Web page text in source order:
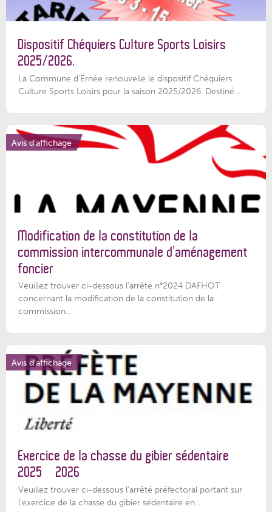
Dispositif Chéquiers Culture Sports Loisirs
2025/2026.
La Commune d'Ernée renouvelle le dispositif Chéquiers
Culture Sports Loisirs pour la saison 2025/2026. Destiné...
Avis d'affichage
Modification de la constitution de la
commission intercommunale d’aménagement
foncier
Veuillez trouver ci-dessous l'arrêté n°2024 DAFHOT
concernant la modification de la constitution de la
commission...
Avis d'affichage
Exercice de la chasse du gibier sédentaire
2025 – 2026
Veuillez trouver ci-dessous l'arrêté préfectoral portant sur
l'exercice de la chasse du gibier sédentaire en...